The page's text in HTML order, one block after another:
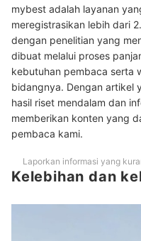
mybest adalah layanan
meregistrasikan lebih dari
dengan penelitian yang
dibuat melalui proses
kebutuhan pembaca serta
bidangnya. Dengan artikel
hasil riset mendalam dan
memberikan konten yang
pembaca kami.
Laporkan informasi yang
Kelebihan dan